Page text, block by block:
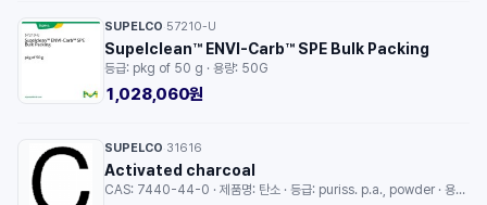
SUPELCO 57210-U
Supelclean™ ENVI-Carb™ SPE Bulk Packing
등급: pkg of 50 g · 용량: 50G
1,028,060원
SUPELCO 31616
Activated charcoal
CAS: 7440-44-0 · 제품명: 탄소 · 등급: puriss. p.a., powder · 용량: 250G